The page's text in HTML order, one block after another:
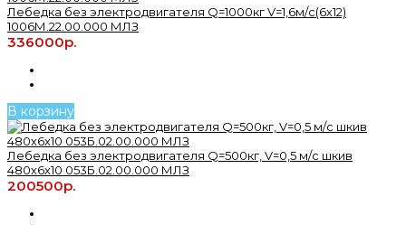
Лебедка без электродвигателя Q=1000кг V=1,6м/с(6х12)
1006М.22.00.000 МЛЗ
336000р.
В корзину
Лебедка без электродвигателя Q=500кг, V=0,5 м/с шкив
480х6х10 053Б.02.00.000 МЛЗ
200500р.